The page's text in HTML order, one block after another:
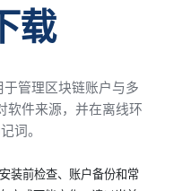
载
管理区块链账户与多
软件来源，并在离线环
词。
装前检查、账户备份和常